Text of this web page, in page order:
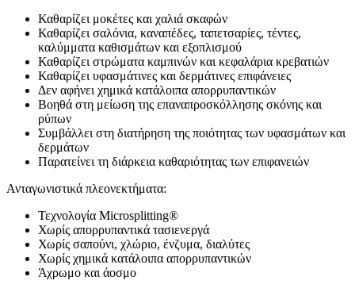
Καθαρίζει μοκέτες και χαλιά σκαφών
Καθαρίζει σαλόνια, καναπέδες, ταπετσαρίες, τέντες,
καλύμματα καθισμάτων και εξοπλισμού
Καθαρίζει στρώματα καμπινών και κεφαλάρια κρεβατιών
Καθαρίζει υφασμάτινες και δερμάτινες επιφάνειες
Δεν αφήνει χημικά κατάλοιπα απορρυπαντικών
Βοηθά στη μείωση της επαναπροσκόλλησης σκόνης και
ρύπων
Συμβάλλει στη διατήρηση της ποιότητας των υφασμάτων και
δερμάτων
Παρατείνει τη διάρκεια καθαριότητας των επιφανειών
Ανταγωνιστικά πλεονεκτήματα:
Τεχνολογία Microsplitting®
Χωρίς απορρυπαντικά τασιενεργά
Χωρίς σαπούνι, χλώριο, ένζυμα, διαλύτες
Χωρίς χημικά κατάλοιπα απορρυπαντικών
Άχρωμο και άοσμο